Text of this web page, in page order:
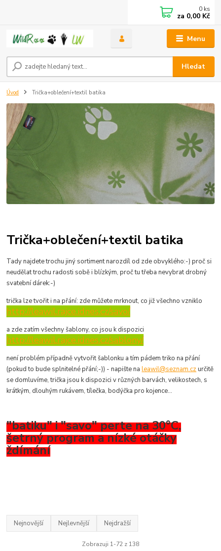
Menu
Hledat
0 ks
za 0,00 Kč
Úvod Trička+oblečení+textil batika
Trička+oblečení+textil batika
Tady najdete trochu jiný sortiment narozdíl od zde obvyklého:-) proč si
neudělat trochu radosti sobě i blízkým, proč tu třeba nevybrat drobný
svatební dárek:-)
trička lze tvořit i na přání: zde můžete mrknout, co již všechno vzniklo
http://leawil.rajce.idnes.cz/savo/
a zde zatím všechny šablony, co jsou k dispozici
http://leawil.rajce.idnes.cz/sablony/
není problém případně vytvořit šablonku a tím pádem triko na přání
(pokud to bude splnitelné přání;-)) - napište naleawil@seznam.czurčitě
se domluvíme, trička jsou k dispozici v různých barvách, velikostech, s
krátkým, dlouhým rukávem, tílečka, bodýčka pro kojence...
"batiku" i "savo" perte na 30°C,
šetrný program a nízké otáčky
ždímání
Nejnovější Nejlevnější Nejdražší
Zobrazuji 1-72 z 138